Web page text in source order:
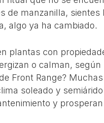
de manzanilla,
algo ya ha cambiado.
plantas con
o calman,
Front Range?
soleado y
y